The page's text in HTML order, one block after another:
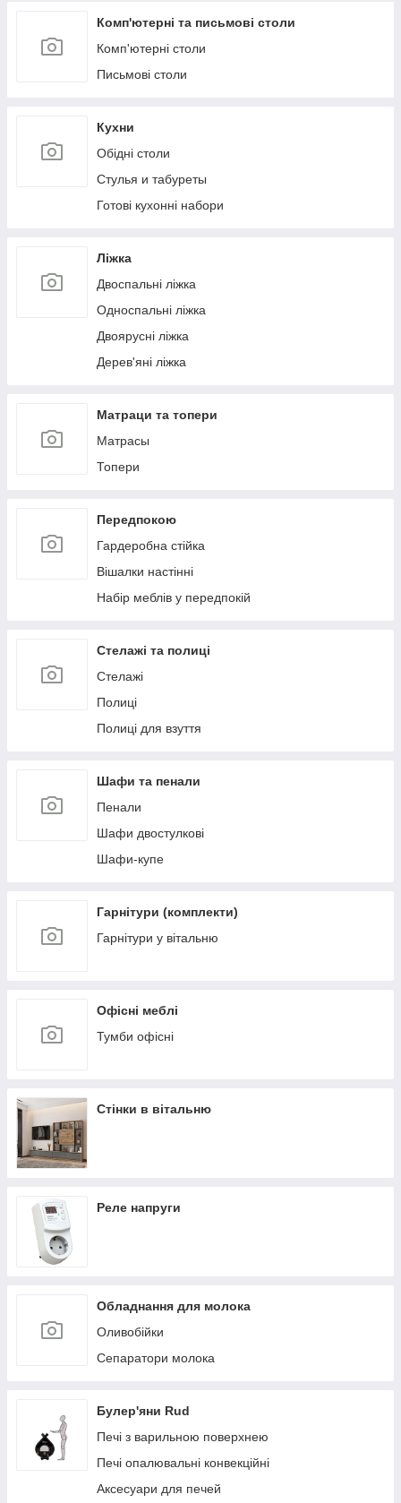
Комп'ютерні та письмові столи
Комп'ютерні столи
Письмові столи
Кухни
Обідні столи
Стулья и табуреты
Готові кухонні набори
Ліжка
Двоспальні ліжка
Односпальні ліжка
Двоярусні ліжка
Дерев'яні ліжка
Матраци та топери
Матрасы
Топери
Передпокою
Гардеробна стійка
Вішалки настінні
Набір меблів у передпокій
Стелажі та полиці
Стелажі
Полиці
Полиці для взуття
Шафи та пенали
Пенали
Шафи двостулкові
Шафи-купе
Гарнітури (комплекти)
Гарнітури у вітальню
Офісні меблі
Тумби офісні
Стінки в вітальню
Реле напруги
Обладнання для молока
Оливобійки
Сепаратори молока
Булер'яни Rud
Печі з варильною поверхнею
Печі опалювальні конвекційні
Аксесуари для печей